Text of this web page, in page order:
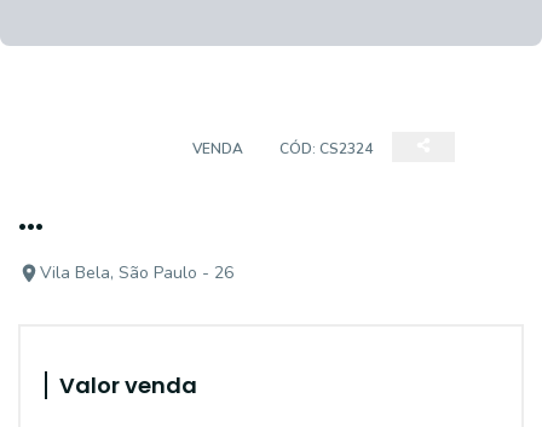
VENDA CÓD: CS2324
...
Vila Bela, São Paulo - 26
Valor venda